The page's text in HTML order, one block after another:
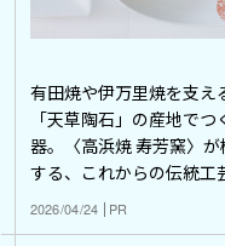
有田焼や伊万里焼を支え
「天草陶石」の産地でつ
器。〈高浜焼 寿芳窯〉が
する、これからの伝統工
2026/04/24 PR